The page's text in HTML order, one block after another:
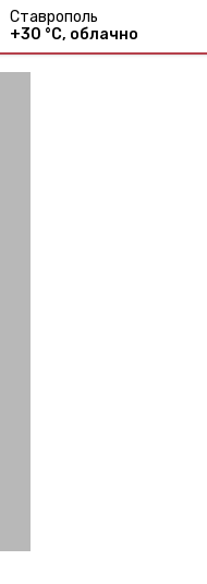
Ставрополь
+30 °С, облачно